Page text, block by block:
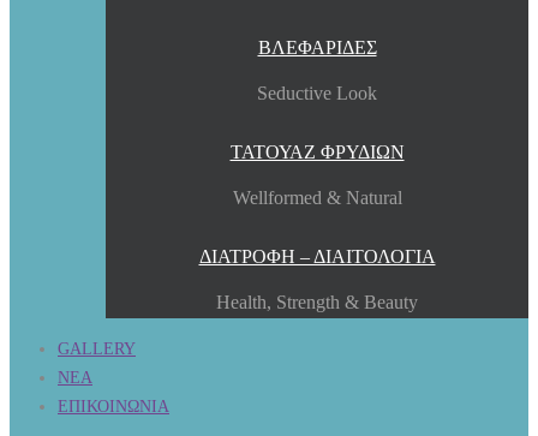
ΒΛΕΦΑΡΙΔΕΣ
Seductive Look
ΤΑΤΟΥΑΖ ΦΡΥΔΙΩΝ
Wellformed & Natural
ΔΙΑΤΡΟΦΗ – ΔΙΑΙΤΟΛΟΓΙΑ
Health, Strength & Beauty
GALLERY
ΝΕΑ
ΕΠΙΚΟΙΝΩΝΙΑ